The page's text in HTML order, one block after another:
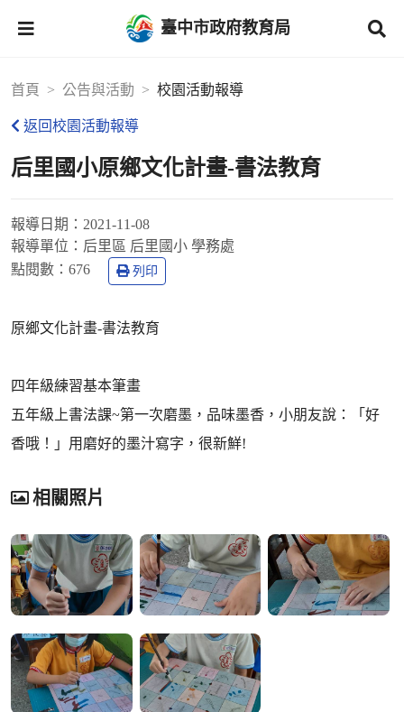
臺中市政府教育局
首頁 公告與活動 校園活動報導
返回校園活動報導
后里國小原鄉文化計畫-書法教育
報導日期： 2021-11-08
報導單位： 后里區 后里國小 學務處
點閱數： 676 列印
原鄉文化計畫-書法教育
四年級練習基本筆畫
五年級上書法課~第一次磨墨，品味墨香，小朋友說：「好
香哦！」用磨好的墨汁寫字，很新鮮!
相關照片